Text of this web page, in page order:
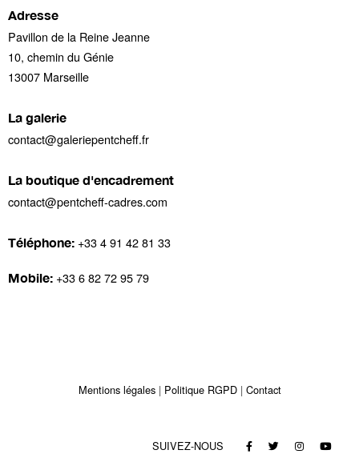
Adresse
Pavillon de la Reine Jeanne
10, chemin du Génie
13007 Marseille
La galerie
contact@galeriepentcheff.fr
La boutique d'encadrement
contact@pentcheff-cadres.com
Téléphone: +33 4 91 42 81 33
Mobile: +33 6 82 72 95 79
Mentions légales Politique RGPD Contact
SUIVEZ-NOUS